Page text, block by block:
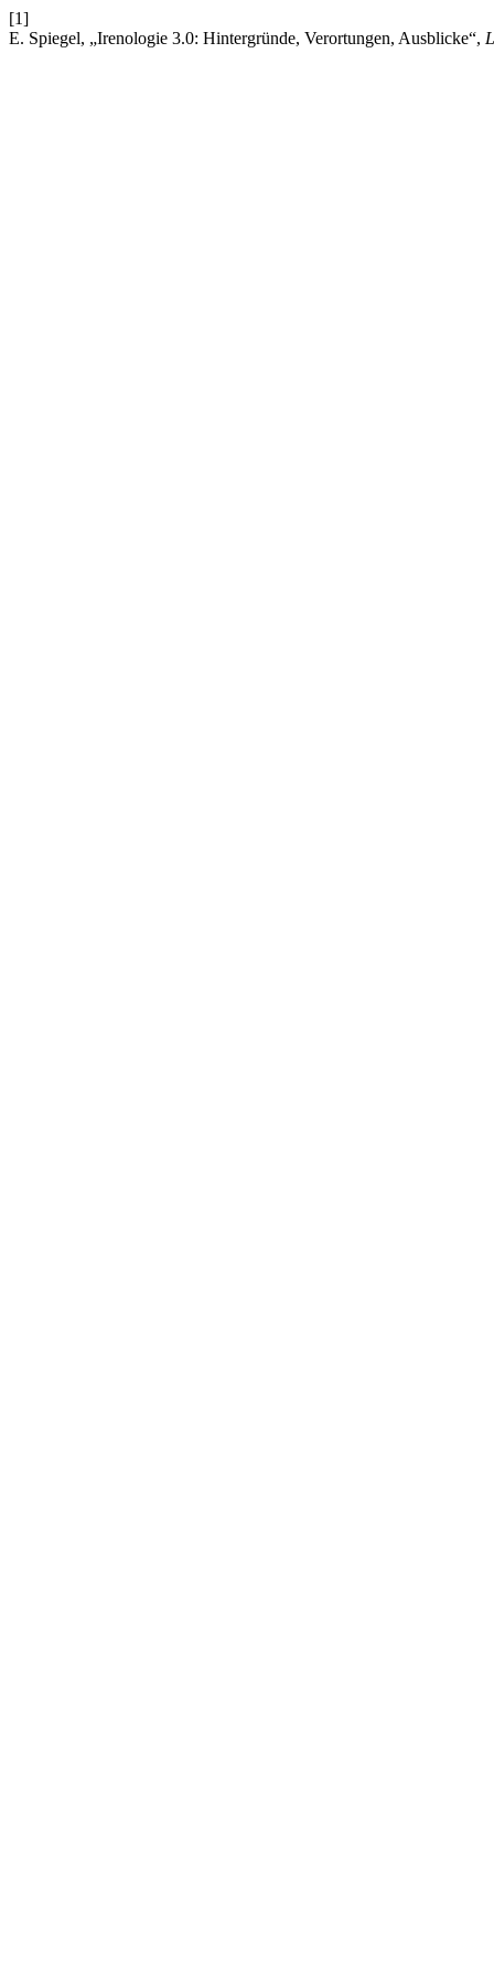
[1]
E. Spiegel, „Irenologie 3.0: Hintergründe, Verortungen, Ausblicke“,